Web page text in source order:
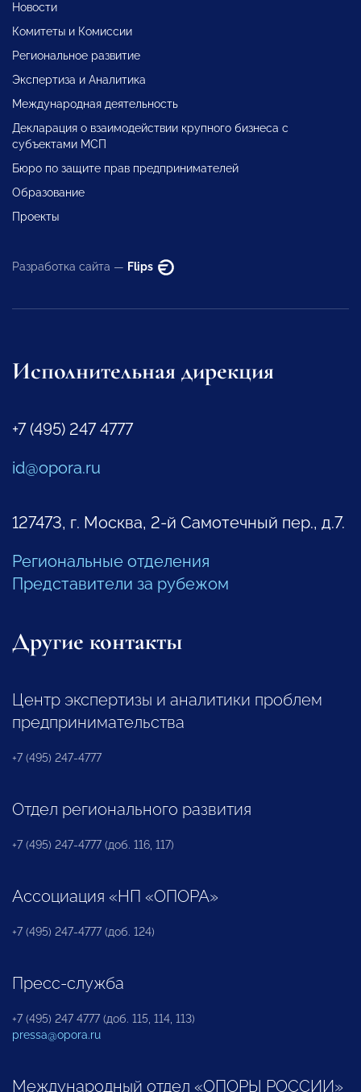
Новости
Комитеты и Комиссии
Региональное развитие
Экспертиза и Аналитика
Международная деятельность
Декларация о взаимодействии крупного бизнеса с
субъектами МСП
Бюро по защите прав предпринимателей
Образование
Проекты
Разработка сайта — Flips
Исполнительная дирекция
+7 (495) 247 4777
id@opora.ru
127473, г. Москва, 2-й Самотечный пер., д.7.
Региональные отделения
Представители за рубежом
Другие контакты
Центр экспертизы и аналитики проблем
предпринимательства
+7 (495) 247-4777
Отдел регионального развития
+7 (495) 247-4777 (доб. 116, 117)
Ассоциация «НП «ОПОРА»
+7 (495) 247-4777 (доб. 124)
Пресс-служба
+7 (495) 247 4777 (доб. 115, 114, 113)
pressa@opora.ru
Международный отдел «ОПОРЫ РОССИИ»